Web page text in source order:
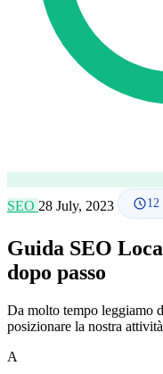
Accedi
SEO 28 July, 2023 12
Guida SEO
dopo passo
Da molto tempo leggiamo
posizionare la nostra
A